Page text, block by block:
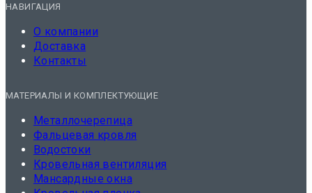
НАВИГАЦИЯ
О компании
Доставка
Контакты
МАТЕРИАЛЫ И КОМПЛЕКТУЮЩИЕ
Металлочерепица
Фальцевая кровля
Водостоки
Кровельная вентиляция
Мансардные окна